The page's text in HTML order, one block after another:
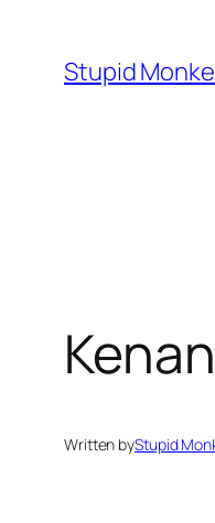
content
Stupid
Written byStupid